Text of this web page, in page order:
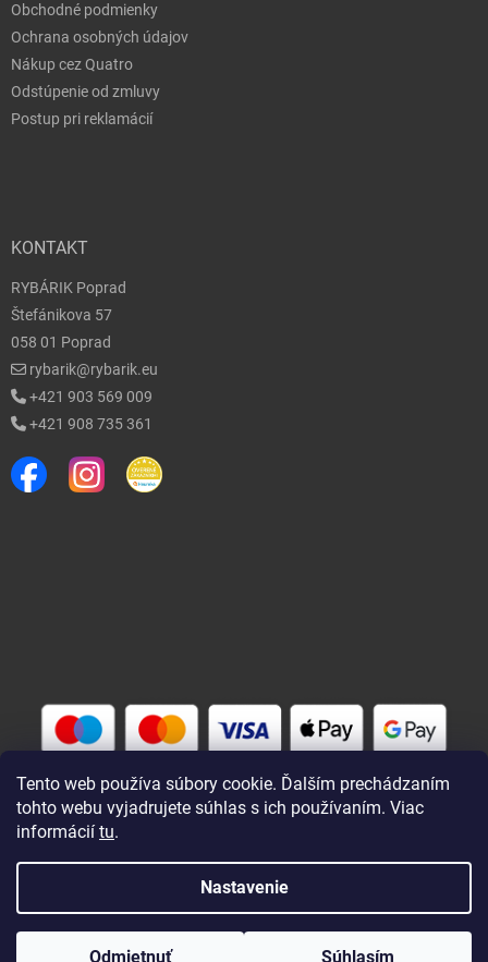
Tento web používa súbory cookie. Ďalším prechádzaním
tohto webu vyjadrujete súhlas s ich používaním. Viac
informácií tu.
Nastavenie
Odmietnuť Súhlasím
Obchodné podmienky
Ochrana osobných údajov
Nákup cez Quatro
Odstúpenie od zmluvy
Postup pri reklamácií
KONTAKT
RYBÁRIK Poprad
Štefánikova 57
058 01 Poprad
rybarik@rybarik.eu
+421 903 569 009
+421 908 735 361
Rybárik eu - rybárske potreby